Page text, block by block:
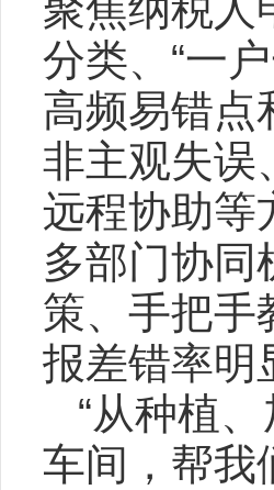
分类、“一
高频易错点
非主观失误
远程协助等
多部门协同
策、手把手
报差错率明
“从种植
车间，帮我